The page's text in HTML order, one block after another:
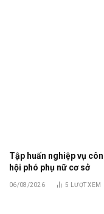
Tập huấn nghiệp vụ
hội phó phụ nữ cơ sở
06/08/2026 5 LƯỢT XEM